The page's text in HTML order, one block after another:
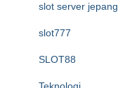
slot server jepang
slot777
SLOT88